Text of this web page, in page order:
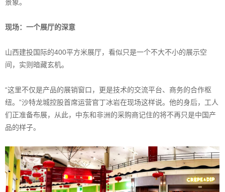
景象。
现场：一个展厅的深意
山西建投国际的400平方米展厅，看似只是一个不大不小的展示空
间，实则暗藏玄机。
“这里不仅是产品的展销窗口，更是技术的交流平台、商务的合作枢
纽。”沙特龙城控股首席运营官丁冰岩在现场这样说。他的身后，工人
们正准备布展，从此，中东和非洲的采购商记住的将不再只是中国产
品的样子。